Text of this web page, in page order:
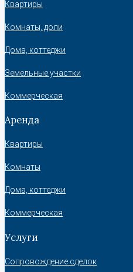
Квартиры
Комнаты, доли
Дома, коттеджи
Земельные участки
Коммерческая
Аренда
Квартиры
Комнаты
Дома, коттеджи
Коммерческая
Услуги
Сопровождение сделок